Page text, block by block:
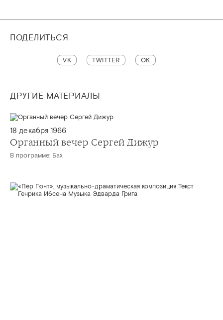
ПОДЕЛИТЬСЯ
VK TWITTER OK
ДРУГИЕ МАТЕРИАЛЫ
18 декабря 1966
Органный вечер Сергей Дижур
В программе: Бах